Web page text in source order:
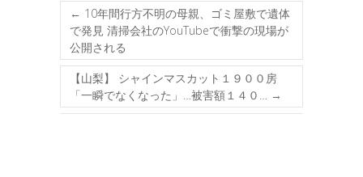
← 10年間行方不明の母親、ゴミ屋敷で遺体
で発見 清掃会社のYouTubeで衝撃の現場が
公開される
【山梨】 シャインマスカット１９００房
「一瞬でなくなった」…被害額１４０…
→